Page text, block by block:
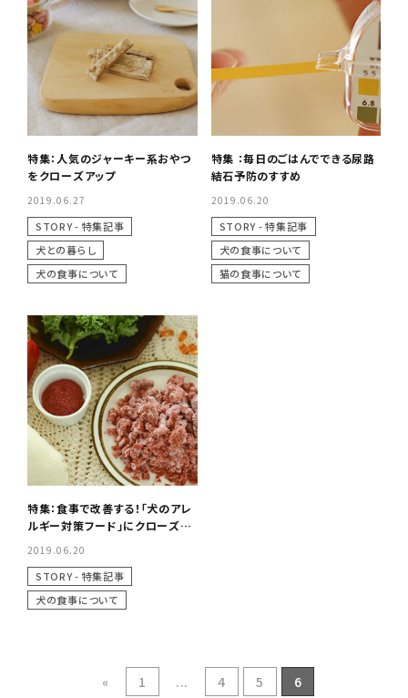
特集：人気のジャーキー系おやつ
をクローズアップ
2019.06.27
STORY - 特集記事
犬との暮らし
犬の食事について
特集 ：毎日のごはんでできる尿路
結石予防のすすめ
2019.06.20
STORY - 特集記事
犬の食事について
猫の食事について
特集：食事で改善する！「犬のアレ
ルギー対策フード」にクローズア
2019.06.20
STORY - 特集記事
犬の食事について
« 1 ... 4 5 6